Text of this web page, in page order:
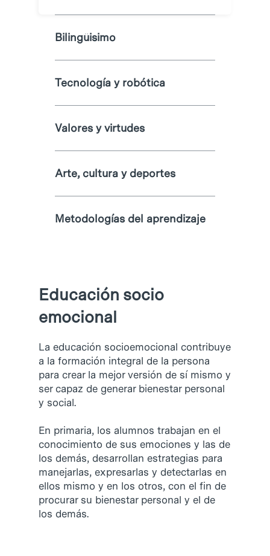
Bilingüisimo
Tecnología y robótica
Valores y virtudes
Arte, cultura y deportes
Metodologías del aprendizaje
Educación socio
emocional
La educación socioemocional contribuye
a la formación integral de la persona
para crear la mejor versión de sí mismo y
ser capaz de generar bienestar personal
y social.
En primaria, los alumnos trabajan en el
conocimiento de sus emociones y las de
los demás, desarrollan estrategias para
manejarlas, expresarlas y detectarlas en
ellos mismo y en los otros, con el fin de
procurar su bienestar personal y el de
los demás.